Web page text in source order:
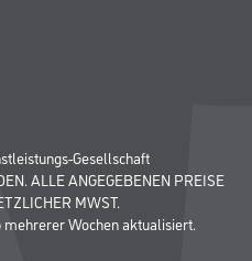
Gesellschaft
ALLE ANGEGEBENEN PREISE
MWST.
Wochen aktualisiert.